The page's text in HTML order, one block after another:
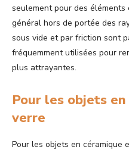
seulement pour des
général hors de portée des
sous vide et par friction sont
fréquemment utilisées pour
plus attrayantes.
Pour les objets
verre
Pour les objets en céramique